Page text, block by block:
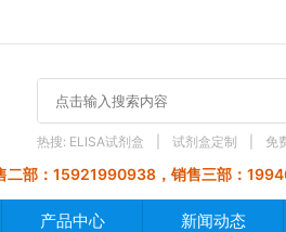
热搜: ELISA试剂盒 试剂盒定制 免
二部：15921990938，销售三部：
产品中心 新闻动态